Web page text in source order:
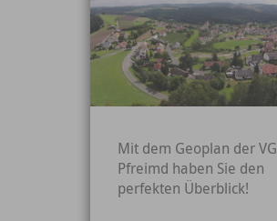
Mit dem Geoplan der VG
Pfreimd haben Sie den
perfekten Überblick!